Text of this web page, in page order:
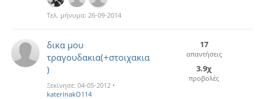
Τελ. μήνυμα: 26-09-2014
δικα μου
τραγουδακια(+στοιχακια
)
Ξεκίνησε: 04-05-2012 •
katerinakO114
17
απαντήσεις
3.9χ
προβολές